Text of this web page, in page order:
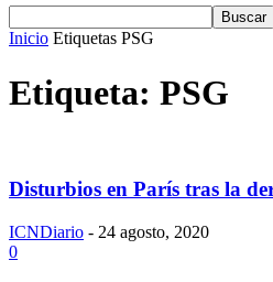
Inicio Etiquetas PSG
Etiqueta: PSG
Disturbios en París tras la
ICNDiario - 24 agosto, 2020
0